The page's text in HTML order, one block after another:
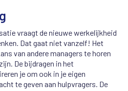
vraagt de nieuwe werkelijkheid
Dat gaat niet vanzelf! Het
van andere managers te horen
De bijdragen in het
je om ook in je eigen
te geven aan hulpvragers. De